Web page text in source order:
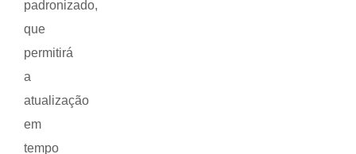
padronizado,
que
permitirá
a
atualização
em
tempo